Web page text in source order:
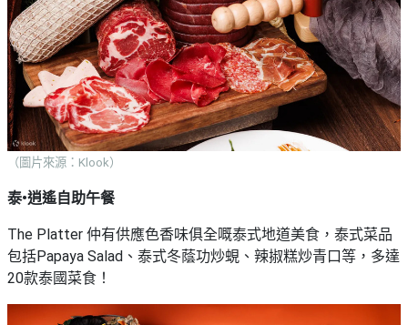
（圖片來源：Klook）
泰•逍遙自助午餐
The Platter 仲有供應色香味俱全嘅泰式地道美食，泰式菜品
包括Papaya Salad、泰式冬蔭功炒蜆、辣掓糕炒青口等，多達
20款泰國菜食！